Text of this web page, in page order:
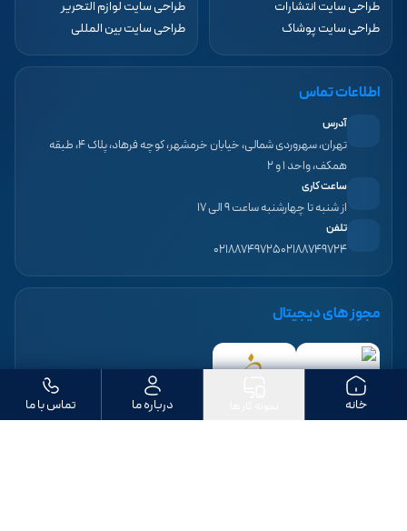
طراحی سایت انتشارات
طراحی سایت پوشاک
طراحی سایت لوازم التحریر
طراحی سایت بین المللی
اطلاعات تماس
آدرس
تهران، سهروردی شمالی، خیابان خرمشهر، کوچه فرهاد، پلاک ۴، طبقه
همکف، واحد ۱ و ۲
ساعت کاری
از شنبه تا چهارشنبه ساعت ۹ الی ۱۷
تلفن
۰۲۱۸۸۷۴۹۷۲۴۰۲۱۸۸۷۴۹۷۲۵
مجوز های دیجیتال
خانه درباره ما تماس با ما